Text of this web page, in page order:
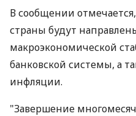
В сообщении
страны будут
макроэкономической
банковской системы, а
инфляции.
"Завершение